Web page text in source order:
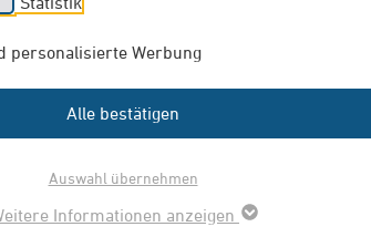
personalisierte Werbung
Alle bestätigen
Auswahl übernehmen
Informationen anzeigen
mehr nur aus der Steckdose, sondern auch
Mini-Solaranlage ist relativ schnell
dieses kostet und worauf Sie bei